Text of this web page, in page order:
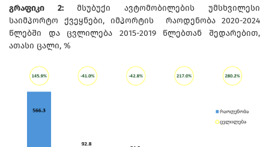
გრაფიკი 2: მსუბუქი ავტომობილების უმსხვილესი
საიმპორტო ქვეყნები, იმპორტის რაოდენობა 2020-2024
წლებში და ცვლილება 2015-2019 წლებთან შედარებით,
ათასი ცალი, %